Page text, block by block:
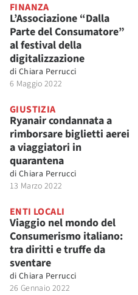
FINANZA
L’Associazione “Dalla
Parte del Consumatore”
al festival della
digitalizzazione
di Chiara Perrucci
6 Maggio 2022
GIUSTIZIA
Ryanair condannata a
rimborsare biglietti aerei
a viaggiatori in
quarantena
di Chiara Perrucci
13 Marzo 2022
ENTI LOCALI
Viaggio nel mondo del
Consumerismo italiano:
tra diritti e truffe da
sventare
di Chiara Perrucci
26 Gennaio 2022